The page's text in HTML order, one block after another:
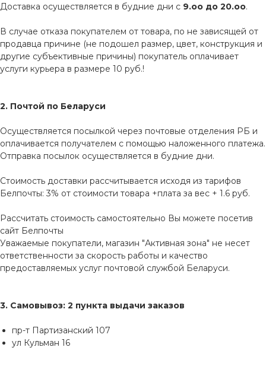
Доставка осуществляется в будние дни с 9.оо до 20.оо.
В случае отказа покупателем от товара, по не зависящей от
продавца причине (не подошел размер, цвет, конструкция и
другие субъективные причины) покупатель оплачивает
услуги курьера в размере 10 руб.!
2. Почтой по Беларуси
Осуществляется посылкой через почтовые отделения РБ и
оплачивается получателем с помощью наложенного платежа.
Отправка посылок осуществляется в будние дни.
Стоимость доставки рассчитывается исходя из тарифов
Белпочты: 3% от стоимости товара +плата за вес + 1.6 руб.
Рассчитать стоимость самостоятельно Вы можете посетив
сайт Белпочты
Уважаемые покупатели, магазин "Активная зона" не несет
ответственности за скорость работы и качество
предоставляемых услуг почтовой службой Беларуси.
3. Самовывоз: 2 пункта выдачи заказов
пр-т Партизанский 107
ул Кульман 16